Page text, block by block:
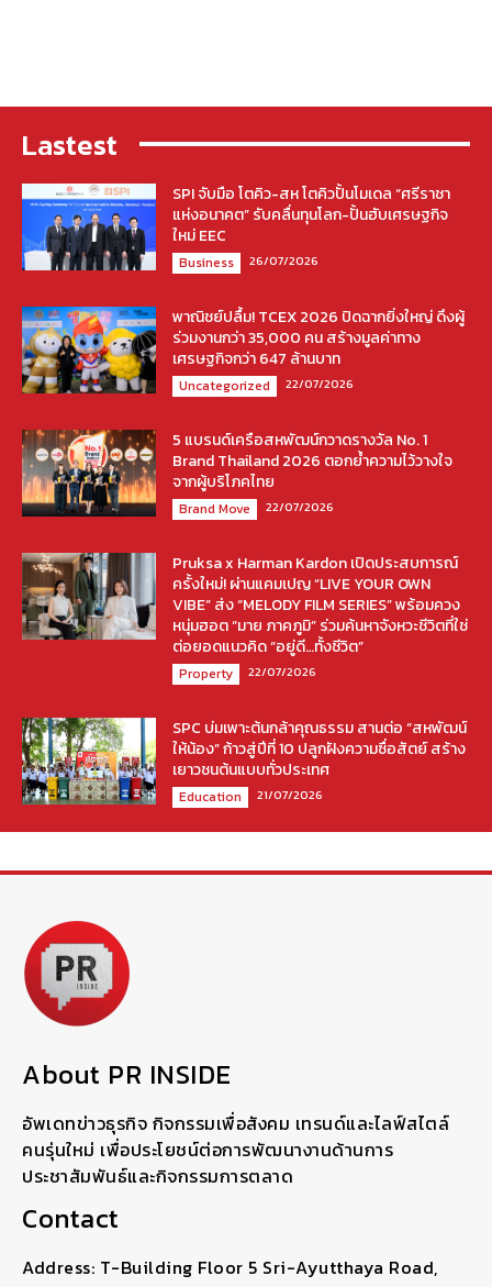
Lastest
SPI จับมือ โตคิว-สห โตคิวปั้นโมเดล “ศรีราชา
แห่งอนาคต” รับคลื่นทุนโลก-ปั้นฮับเศรษฐกิจ
ใหม่ EEC
Business 26/07/2026
พาณิชย์ปลื้ม! TCEX 2026 ปิดฉากยิ่งใหญ่ ดึงผู้
ร่วมงานกว่า 35,000 คน สร้างมูลค่าทาง
เศรษฐกิจกว่า 647 ล้านบาท
Uncategorized 22/07/2026
5 แบรนด์เครือสหพัฒน์กวาดรางวัล No. 1
Brand Thailand 2026 ตอกย้ำความไว้วางใจ
จากผู้บริโภคไทย
Brand Move 22/07/2026
Pruksa x Harman Kardon เปิดประสบการณ์
ครั้งใหม่! ผ่านแคมเปญ “LIVE YOUR OWN
VIBE” ส่ง “MELODY FILM SERIES” พร้อมควง
หนุ่มฮอต “มาย ภาคภูมิ” ร่วมค้นหาจังหวะชีวิตที่ใช่
ต่อยอดแนวคิด “อยู่ดี…ทั้งชีวิต”
Property 22/07/2026
SPC บ่มเพาะต้นกล้าคุณธรรม สานต่อ “สหพัฒน์
ให้น้อง” ก้าวสู่ปีที่ 10 ปลูกฝังความซื่อสัตย์ สร้าง
เยาวชนต้นแบบทั่วประเทศ
Education 21/07/2026
About PR INSIDE
อัพเดทข่าวธุรกิจ กิจกรรมเพื่อสังคม เทรนด์และไลฟ์สไตล์
คนรุ่นใหม่ เพื่อประโยชน์ต่อการพัฒนางานด้านการ
ประชาสัมพันธ์และกิจกรรมการตลาด
Contact
Address: T-Building Floor 5 Sri-Ayutthaya Road,